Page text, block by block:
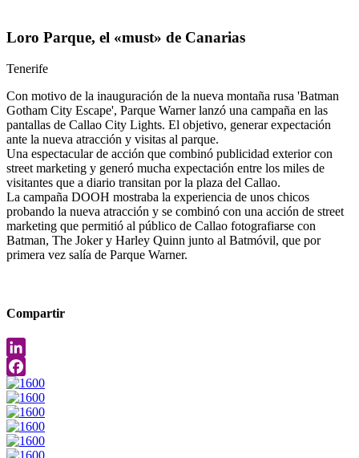
Loro Parque, el «must» de Canarias
Tenerife
Con motivo de la inauguración de la nueva montaña rusa 'Batman
Gotham City Escape', Parque Warner lanzó una campaña en las
pantallas de Callao City Lights. El objetivo, generar expectación
ante la nueva atracción y visitas al parque.
Una espectacular de acción que combinó publicidad exterior con
street marketing y generó mucha expectación entre los miles de
visitantes que a diario transitan por la plaza del Callao.
La campaña DOOH mostraba la experiencia de unos chicos
probando la nueva atracción y se combinó con una acción de street
marketing que permitió al público de Callao fotografiarse con
Batman, The Joker y Harley Quinn junto al Batmóvil, que por
primera vez salía de Parque Warner.
Compartir
LinkedIn
Facebook